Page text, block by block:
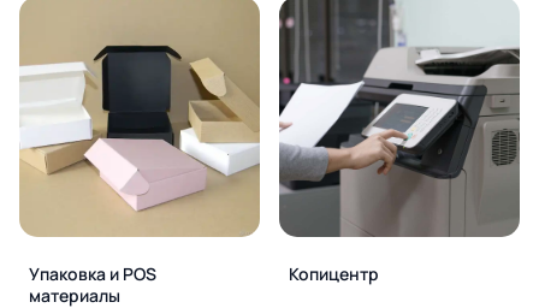
Упаковка и POS
материалы
Копицентр